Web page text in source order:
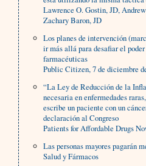
Lawrence O. Gostin, JD,
Zachary Baron, JD
Los planes de intervención
ir más allá para desafiar el
farmacéuticas
Public Citizen, 7 de diciembre
“La Ley de Reducción de la
necesaria en enfermedades
escribe un paciente con un
declaración al Congreso
Patients for Affordable Drugs
Las personas mayores pagarán
Salud y Fármacos